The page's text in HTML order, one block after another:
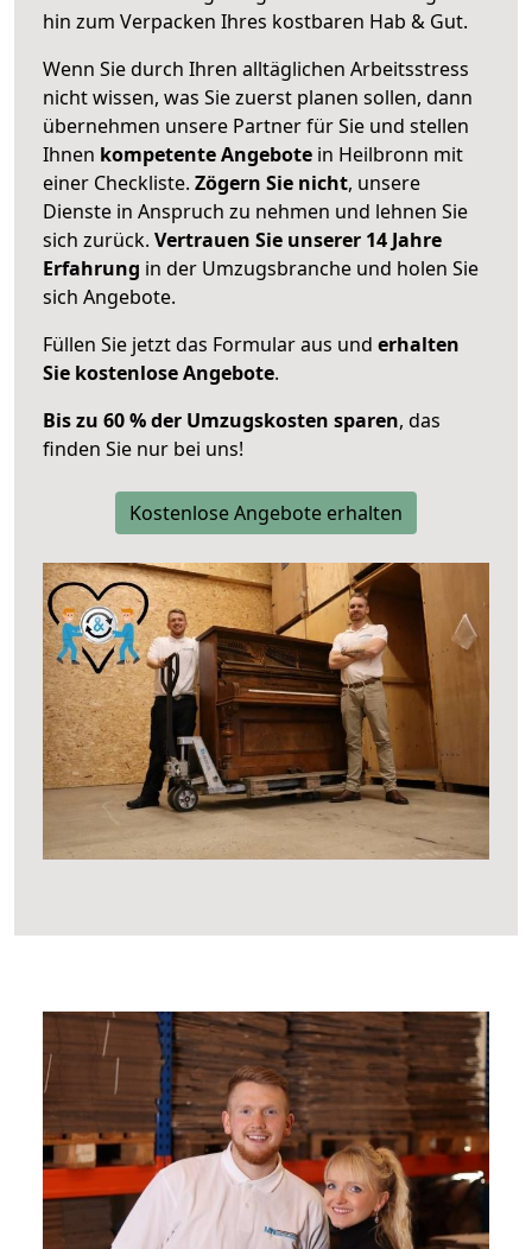
hin zum Verpacken Ihres kostbaren Hab & Gut.
Wenn Sie durch Ihren alltäglichen Arbeitsstress
nicht wissen, was Sie zuerst planen sollen, dann
übernehmen unsere Partner für Sie und stellen
Ihnen kompetente Angebote in Heilbronn mit
einer Checkliste. Zögern Sie nicht, unsere
Dienste in Anspruch zu nehmen und lehnen Sie
sich zurück. Vertrauen Sie unserer 14 Jahre
Erfahrung in der Umzugsbranche und holen Sie
sich Angebote.
Füllen Sie jetzt das Formular aus und erhalten
Sie kostenlose Angebote.
Bis zu 60 % der Umzugskosten sparen, das
finden Sie nur bei uns!
Kostenlose Angebote erhalten